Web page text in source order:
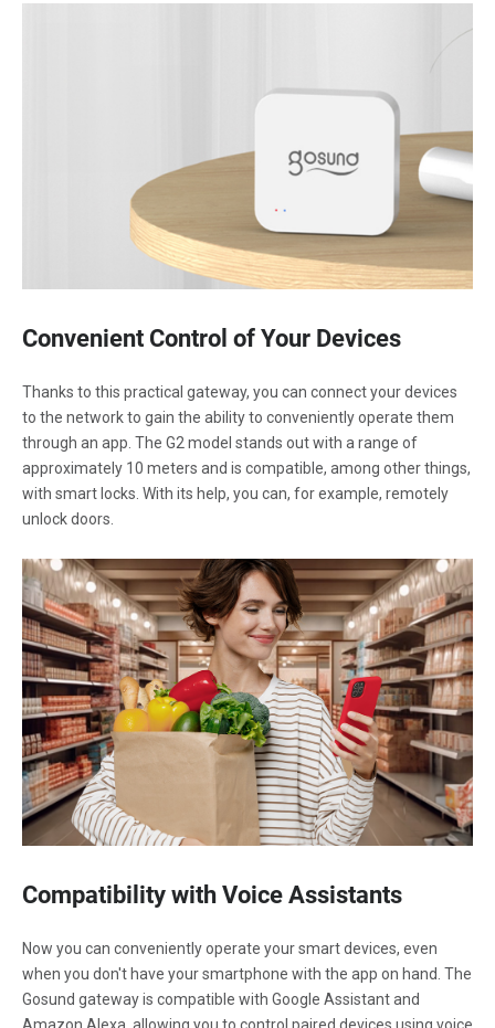
Convenient Control of Your Devices
Thanks to this practical gateway, you can connect your devices
to the network to gain the ability to conveniently operate them
through an app. The G2 model stands out with a range of
approximately 10 meters and is compatible, among other things,
with smart locks. With its help, you can, for example, remotely
unlock doors.
Compatibility with Voice Assistants
Now you can conveniently operate your smart devices, even
when you don't have your smartphone with the app on hand. The
Gosund gateway is compatible with Google Assistant and